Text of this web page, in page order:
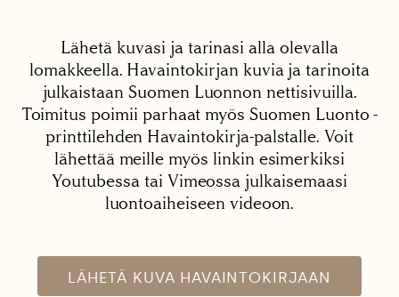
Lähetä kuvasi ja tarinasi alla olevalla
lomakkeella. Havaintokirjan kuvia ja tarinoita
julkaistaan Suomen Luonnon nettisivuilla.
Toimitus poimii parhaat myös Suomen Luonto -
printtilehden Havaintokirja-palstalle. Voit
lähettää meille myös linkin esimerkiksi
Youtubessa tai Vimeossa julkaisemaasi
luontoaiheiseen videoon.
LÄHETÄ KUVA HAVAINTOKIRJAAN